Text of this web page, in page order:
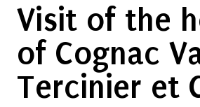
Visit of the
of Cognac
Tercinier et